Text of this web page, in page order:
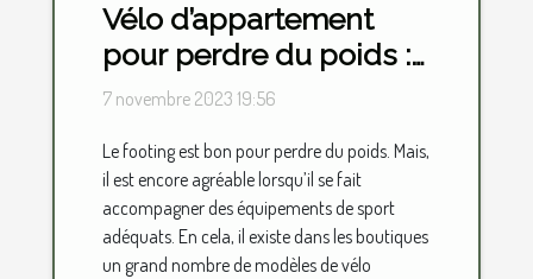
Vélo d’appartement
pour perdre du poids :
lequel choisir ?
7 novembre 2023 19:56
Le footing est bon pour perdre du poids. Mais,
il est encore agréable lorsqu’il se fait
accompagner des équipements de sport
adéquats. En cela, il existe dans les boutiques
un grand nombre de modèles de vélo